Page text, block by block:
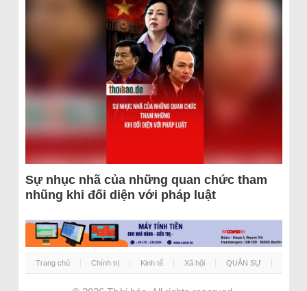
Sự nhục nhã của những quan chức tham
nhũng khi đối diện với pháp luật
Trang chủ Chính trị Kinh tế Xã hội QUÂN SỰ